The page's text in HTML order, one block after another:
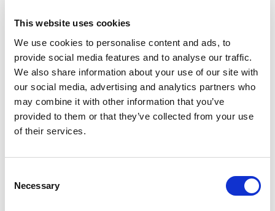
This website uses cookies
We use cookies to personalise content and ads, to
provide social media features and to analyse our traffic.
We also share information about your use of our site with
our social media, advertising and analytics partners who
may combine it with other information that you’ve
provided to them or that they’ve collected from your use
of their services.
Selection
Necessary
métier dans son quotidien réel, pas en rédigeant des
Assurer un "maintien en conditions intelligentes".
Par analogie avec le maintien en conditions
opérationnelles des systèmes informatiques, les modèles
IA doivent être monitorés en continu pour détecter les
dérives, ajuster les usages et intégrer les évolutions des
modèles externes, qui évoluent "à un rythme qu'on a du
mal à suivre."
impliquées dès le départ ?